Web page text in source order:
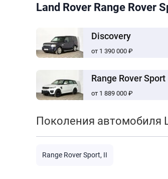
Land Rover Range Rover
Discovery
от 1 390 000 ₽
Range Rover Sport
от 1 889 000 ₽
Поколения автомобиля
Range Rover Sport, II